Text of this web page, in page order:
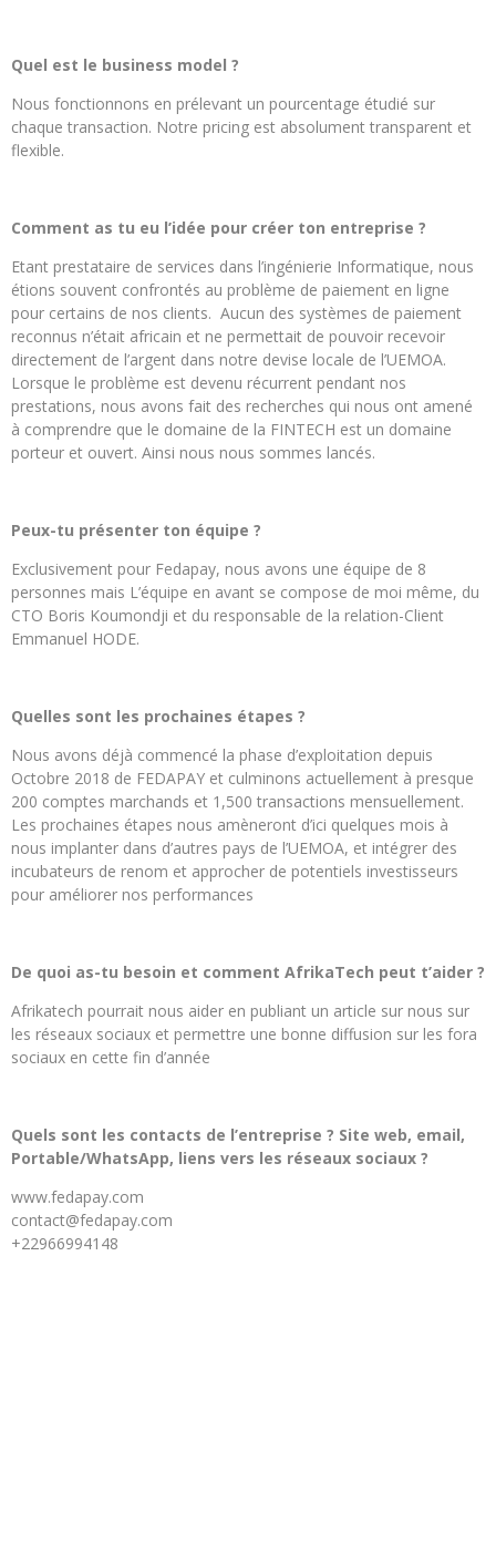
Quel est le business model ?
Nous fonctionnons en prélevant un pourcentage étudié sur
chaque transaction. Notre pricing est absolument transparent et
flexible.
Comment as tu eu l’idée pour créer ton entreprise ?
Etant prestataire de services dans l’ingénierie Informatique, nous
étions souvent confrontés au problème de paiement en ligne
pour certains de nos clients. Aucun des systèmes de paiement
reconnus n’était africain et ne permettait de pouvoir recevoir
directement de l’argent dans notre devise locale de l’UEMOA.
Lorsque le problème est devenu récurrent pendant nos
prestations, nous avons fait des recherches qui nous ont amené
à comprendre que le domaine de la FINTECH est un domaine
porteur et ouvert. Ainsi nous nous sommes lancés.
Peux-tu présenter ton équipe ?
Exclusivement pour Fedapay, nous avons une équipe de 8
personnes mais L’équipe en avant se compose de moi même, du
CTO Boris Koumondji et du responsable de la relation-Client
Emmanuel HODE.
Quelles sont les prochaines étapes ?
Nous avons déjà commencé la phase d’exploitation depuis
Octobre 2018 de FEDAPAY et culminons actuellement à presque
200 comptes marchands et 1,500 transactions mensuellement.
Les prochaines étapes nous amèneront d’ici quelques mois à
nous implanter dans d’autres pays de l’UEMOA, et intégrer des
incubateurs de renom et approcher de potentiels investisseurs
pour améliorer nos performances
De quoi as-tu besoin et comment AfrikaTech peut t’aider ?
Afrikatech pourrait nous aider en publiant un article sur nous sur
les réseaux sociaux et permettre une bonne diffusion sur les fora
sociaux en cette fin d’année
Quels sont les contacts de l’entreprise ? Site web, email,
Portable/WhatsApp, liens vers les réseaux sociaux ?
www.fedapay.com
contact@fedapay.com
+22966994148